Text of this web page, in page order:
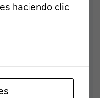
DIGITAL
TABLE WIN-
STRATEGIES
haciendo clic